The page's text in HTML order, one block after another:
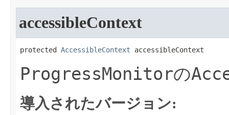
accessibleContext
protected AccessibleContext accessibleContext
ProgressMonitorの
導入されたバージョン: